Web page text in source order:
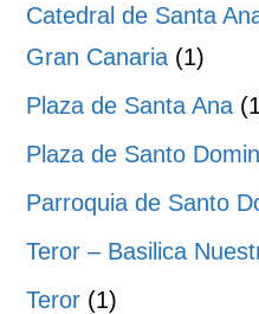
Catedral de Santa
Gran Canaria (1)
Plaza de Santa Ana
Plaza de Santo
Parroquia de Santo
Teror – Basilica
Teror (1)